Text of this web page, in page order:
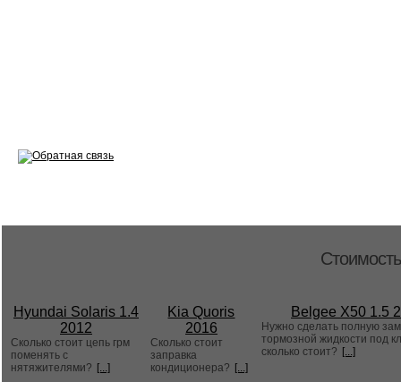
Hyundai Solaris 1.4
2012
Сколько стоит цепь грм
поменять с
нятяжителями? [...]
Kia Quoris
2016
Сколько стоит
заправка
кондиционера? [...]
Belgee X50 1.5
Нужно сделать полную
тормозной жидкости под
сколько стоит? [...]